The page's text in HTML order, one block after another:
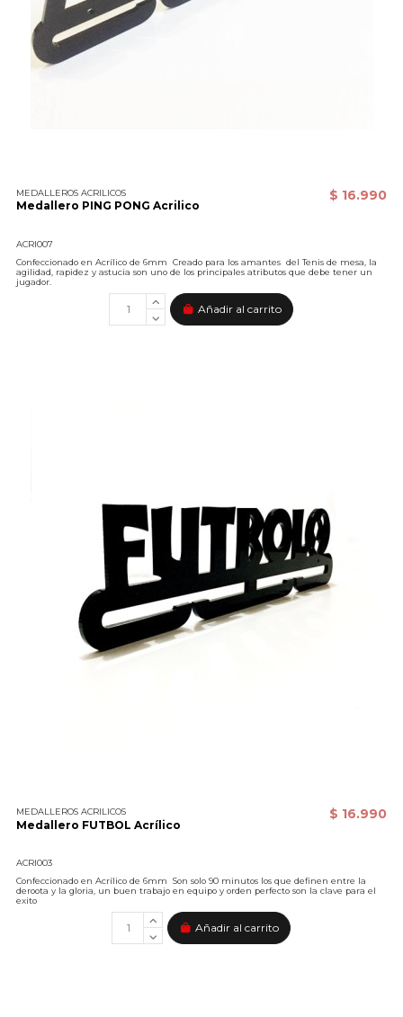
MEDALLEROS ACRILICOS
Medallero PING PONG Acrilico
ACRI007
$ 16.990
Confeccionado en Acrílico de 6mm Creado para los amantes del Tenis de mesa, la
agilidad, rapidez y astucia son uno de los principales atributos que debe tener un
jugador.
Añadir al carrito
MEDALLEROS ACRILICOS
Medallero FUTBOL Acrílico
ACRI003
$ 16.990
Confeccionado en Acrílico de 6mm Son solo 90 minutos los que definen entre la
deroota y la gloria, un buen trabajo en equipo y orden perfecto son la clave para el
exito
Añadir al carrito